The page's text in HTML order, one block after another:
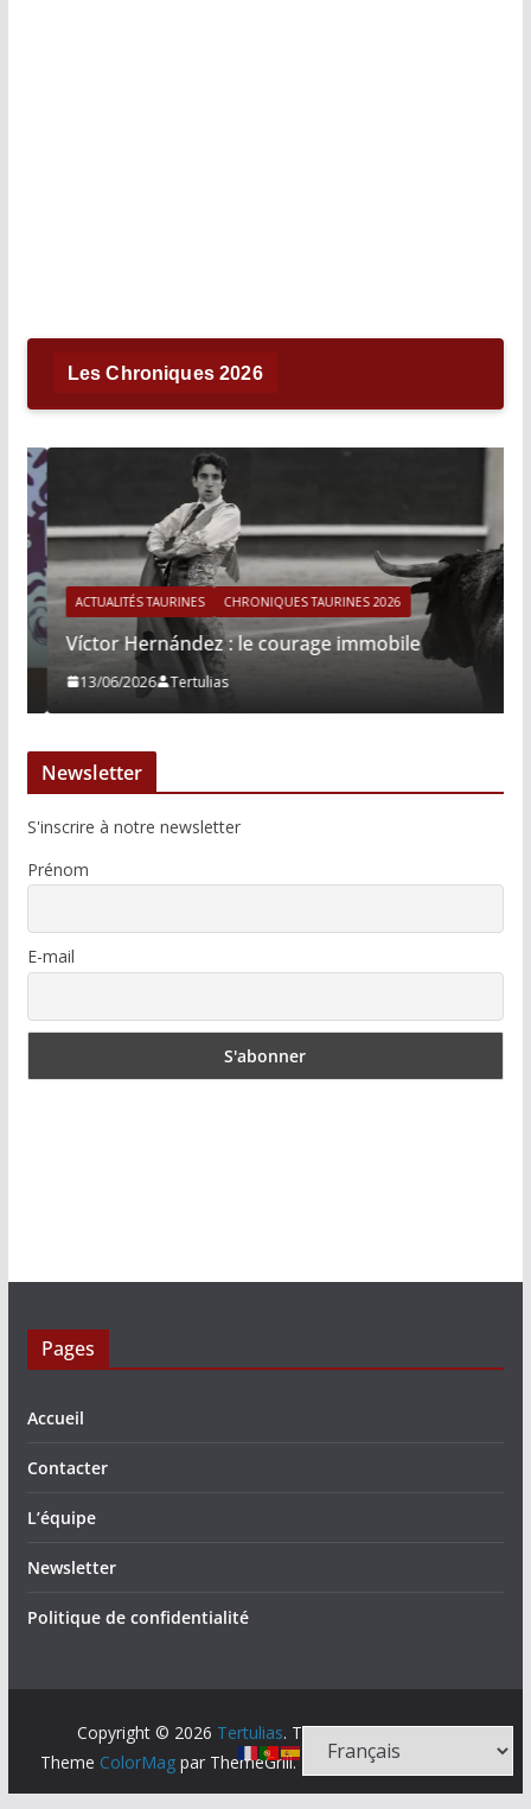
Les Chroniques 2026
ACTUALITÉS TAURINES CHRONIQUES TAURINES 2026
Víctor Hernández : le courage immobile
13/06/2026 Tertulias
Newsletter
S'inscrire à notre newsletter
Prénom
E-mail
Pages
Accueil
Contacter
L’équipe
Newsletter
Politique de confidentialité
Copyright © 2026 Tertulias. Tous droits réservés.
Theme ColorMagpar ThemeGrill. Propulsé par